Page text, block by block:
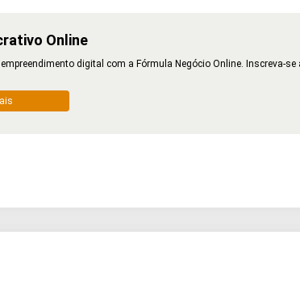
Online
digital com a Fórmula Negócio Online. Inscreva-se